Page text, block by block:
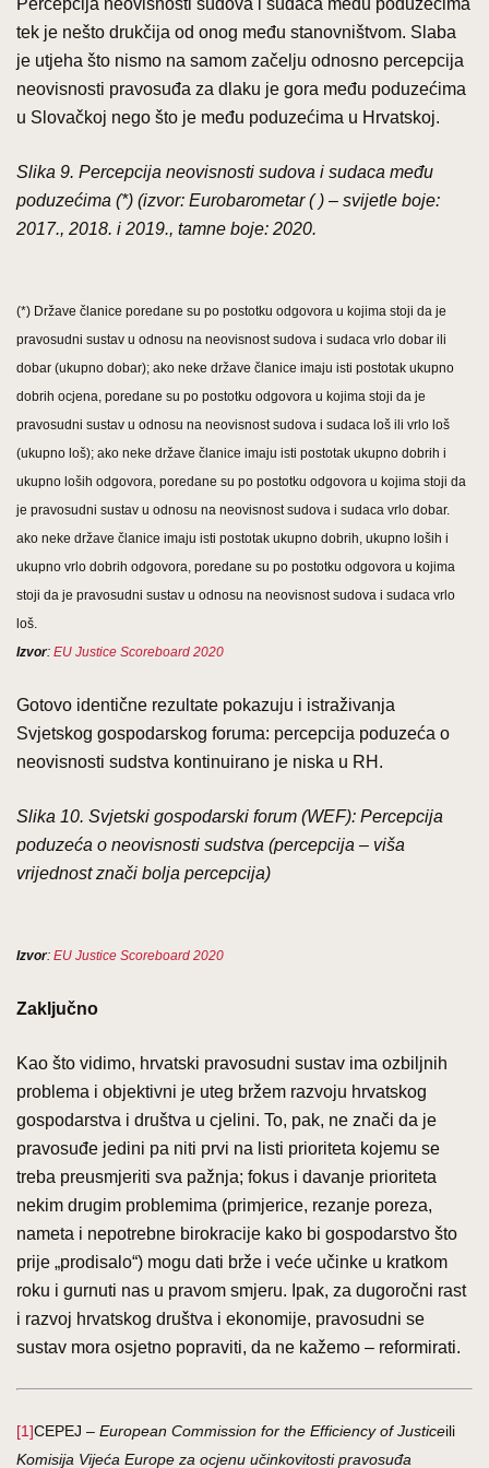
tek je nešto drukčija od onog među stanovništvom. Slaba
je utjeha što nismo na samom začelju odnosno percepcija
neovisnosti pravosuđa za dlaku je gora među poduzećima
u Slovačkoj nego što je među poduzećima u Hrvatskoj.
Slika 9. Percepcija neovisnosti sudova i sudaca među
poduzećima (*) (izvor: Eurobarometar ( ) – svijetle boje:
2017., 2018. i 2019., tamne boje: 2020.
(*) Države članice poredane su po postotku odgovora u kojima stoji da je
pravosudni sustav u odnosu na neovisnost sudova i sudaca vrlo dobar ili
dobar (ukupno dobar); ako neke države članice imaju isti postotak ukupno
dobrih ocjena, poredane su po postotku odgovora u kojima stoji da je
pravosudni sustav u odnosu na neovisnost sudova i sudaca loš ili vrlo loš
(ukupno loš); ako neke države članice imaju isti postotak ukupno dobrih i
ukupno loših odgovora, poredane su po postotku odgovora u kojima stoji da
je pravosudni sustav u odnosu na neovisnost sudova i sudaca vrlo dobar.
ako neke države članice imaju isti postotak ukupno dobrih, ukupno loših i
ukupno vrlo dobrih odgovora, poredane su po postotku odgovora u kojima
stoji da je pravosudni sustav u odnosu na neovisnost sudova i sudaca vrlo
loš.
Izvor: EU Justice Scoreboard 2020
Gotovo identične rezultate pokazuju i istraživanja
Svjetskog gospodarskog foruma: percepcija poduzeća o
neovisnosti sudstva kontinuirano je niska u RH.
Slika 10. Svjetski gospodarski forum (WEF): Percepcija
poduzeća o neovisnosti sudstva (percepcija – viša
vrijednost znači bolja percepcija)
Izvor: EU Justice Scoreboard 2020
Zaključno
Kao što vidimo, hrvatski pravosudni sustav ima ozbiljnih
problema i objektivni je uteg bržem razvoju hrvatskog
gospodarstva i društva u cjelini. To, pak, ne znači da je
pravosuđe jedini pa niti prvi na listi prioriteta kojemu se
treba preusmjeriti sva pažnja; fokus i davanje prioriteta
nekim drugim problemima (primjerice, rezanje poreza,
nameta i nepotrebne birokracije kako bi gospodarstvo što
prije „prodisalo“) mogu dati brže i veće učinke u kratkom
roku i gurnuti nas u pravom smjeru. Ipak, za dugoročni rast
i razvoj hrvatskog društva i ekonomije, pravosudni se
sustav mora osjetno popraviti, da ne kažemo – reformirati.
[1]CEPEJ – European Commission for the Efficiency of Justiceili
Komisija Vijeća Europe za ocjenu učinkovitosti pravosuđa